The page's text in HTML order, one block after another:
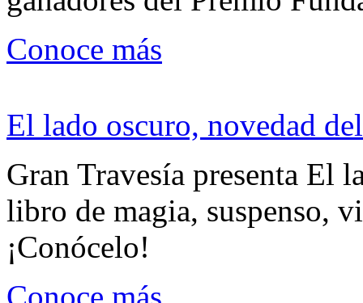
Conoce más
El lado oscuro, novedad
Gran Travesía presenta El
libro de magia, suspenso,
¡Conócelo!
Conoce más